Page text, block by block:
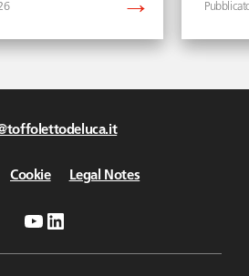
Cookie Legal Notes
YouTube
LinkedIn